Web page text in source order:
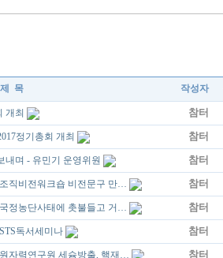
제 목 작성자
개최 참터
정기총회 개최 참터
내며 - 유민기 운영위원 참터
직비전워크숍 비전문구 만… 참터
정농단사태에 촛불들고 거… 참터
독서세미나 참터
자력연구원 세슘방출, 핵재… 참터